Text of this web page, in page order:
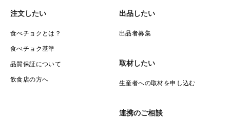
注文したい
食べチョクとは？
食べチョク基準
品質保証について
飲食店の方へ
出品したい
出品者募集
取材したい
生産者への取材を申し込む
連携のご相談